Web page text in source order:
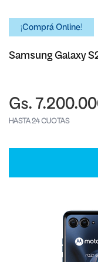
¡Comprá Online!
Samsung Galaxy
Gs.
HASTA 24 CUOTAS